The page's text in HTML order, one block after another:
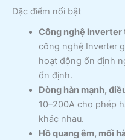
Đặc điểm nổi bật
Công nghệ Inverter
công nghệ Inverter
hoạt động ổn định
ổn định.
Dòng hàn mạnh,
10–200A cho phép
khác nhau.
Hồ quang êm, mối